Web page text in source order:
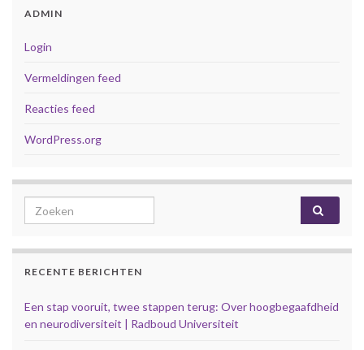
ADMIN
Login
Vermeldingen feed
Reacties feed
WordPress.org
Search for:
RECENTE BERICHTEN
Een stap vooruit, twee stappen terug: Over hoogbegaafdheid
en neurodiversiteit | Radboud Universiteit